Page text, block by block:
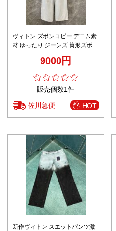
ヴィトン ズボンコピー デニム素
材 ゆったり ジーンズ 筒形ズボン
9000円
販売個数1件
佐川急便 HOT
新作ヴィトン スエットパンツ激